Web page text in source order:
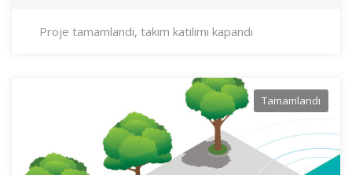
Proje tamamlandı, takım katılımı kapandı
Tamamlandı